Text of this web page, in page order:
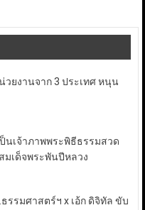
วยงานจาก 3 ประเทศ หนุน
ป็นเจ้าภาพพระพิธีธรรมสวด
มเด็จพระพันปีหลวง
รรมศาสตร์ฯ x เอ้ก ดิจิทัล ขับ